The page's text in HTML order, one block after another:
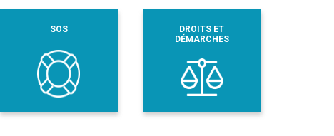
SOS
DROITS ET
DÉMARCHES